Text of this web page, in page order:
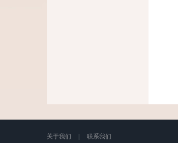
关于我们 | 联系我们